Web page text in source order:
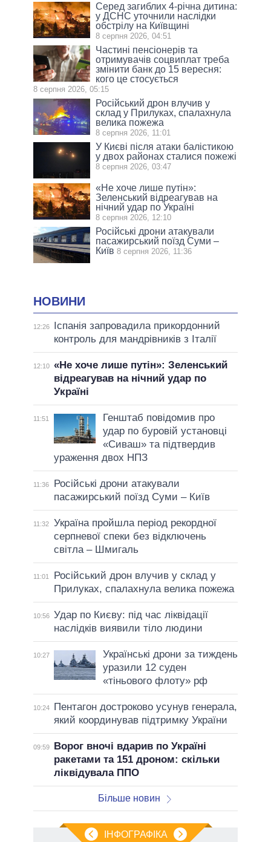
Серед загиблих 4-річна дитина:
у ДСНС уточнили наслідки
обстрілу на Київщині
8 серпня 2026, 04:51
Частині пенсіонерів та
отримувачів соцвиплат треба
змінити банк до 15 вересня:
кого це стосується
8 серпня 2026, 05:15
Російський дрон влучив у
склад у Прилуках, спалахнула
велика пожежа
8 серпня 2026, 11:01
У Києві після атаки балістикою
у двох районах сталися пожежі
8 серпня 2026, 03:47
«Не хоче лише путін»:
Зеленський відреагував на
нічний удар по Україні
8 серпня 2026, 12:10
Російські дрони атакували
пасажирський поїзд Суми –
Київ 8 серпня 2026, 11:36
НОВИНИ
12:26
Іспанія запровадила прикордонний
контроль для мандрівників з Італії
12:10 «Не хоче лише путін»: Зеленський
відреагував на нічний удар по
Україні
11:51
Генштаб повідомив про
удар по буровій установці
«Сиваш» та підтвердив
ураження двох НПЗ
11:36
Російські дрони атакували
пасажирський поїзд Суми – Київ
11:32
Україна пройшла період рекордної
серпневої спеки без відключень
світла – Шмигаль
11:01
Російський дрон влучив у склад у
Прилуках, спалахнула велика пожежа
10:56 Удар по Києву: під час ліквідації
наслідків виявили тіло людини
10:27
Українські дрони за тиждень
уразили 12 суден
«тіньового флоту» рф
10:24
Пентагон достроково усунув генерала,
який координував підтримку України
09:59
Ворог вночі вдарив по Україні
ракетами та 151 дроном: скільки
ліквідувала ППО
Більше новин
ІНФОГРАФІКА